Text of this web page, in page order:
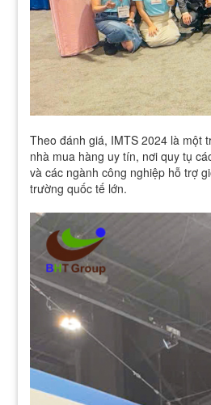
Theo đánh giá, IMTS 2024 là một
nhà mua hàng uy tín, nơi quy tụ
và các ngành công nghiệp hỗ trợ
trường quốc tế lớn.